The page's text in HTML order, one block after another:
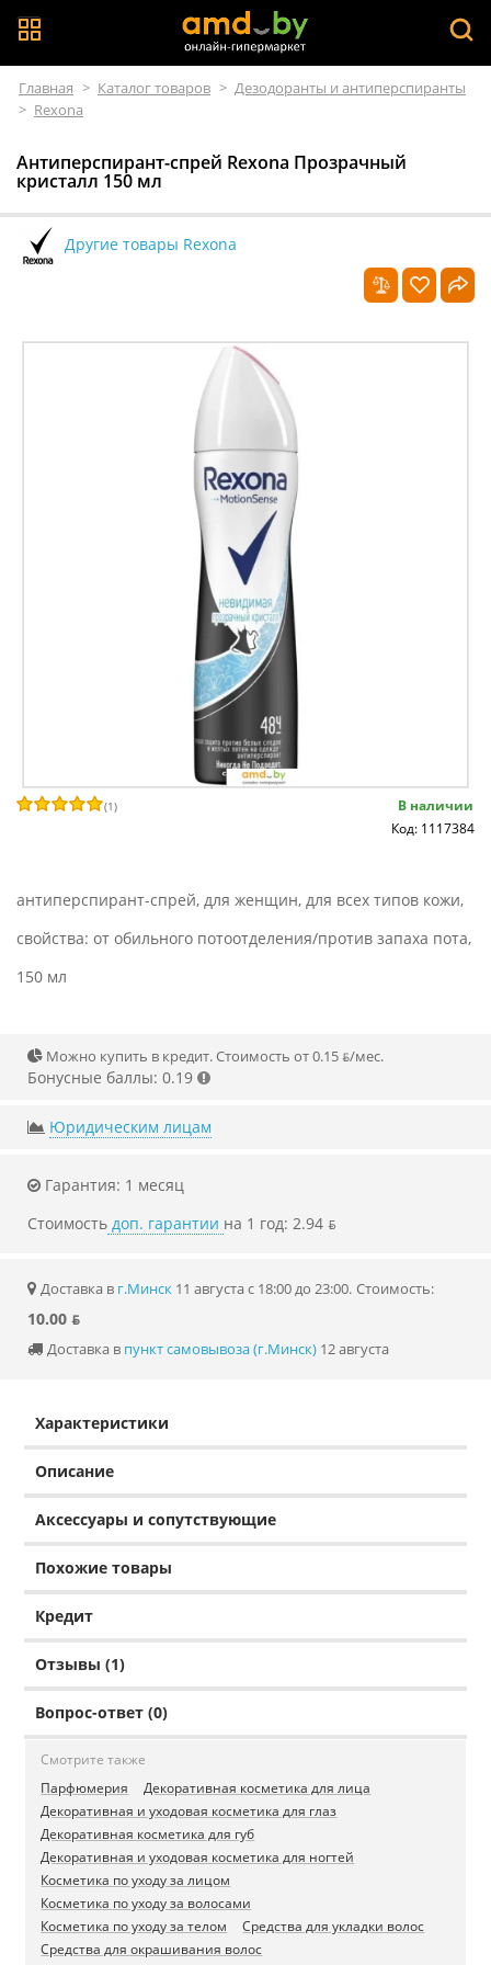
Главная > Каталог товаров > Дезодоранты и антиперспиранты
> Rexona
Антиперспирант-спрей Rexona Прозрачный
кристалл 150 мл
Другие товары Rexona
(1)
В наличии
Код: 1117384
антиперспирант-спрей, для женщин, для всех типов кожи,
свойства: от обильного потоотделения/против запаха пота,
150 мл
Можно купить в кредит. Стоимость от 0.15 ƃ/мec.
Бонусные баллы: 0.19
Юридическим лицам
Гарантия: 1 месяц
Стоимость доп. гарантии на 1 год: 2.94 ƃ
Доставка в г.Минск 11 августа с 18:00 до 23:00. Стоимость:
10.00 ƃ
Доставка в пункт самовывоза (г.Минск) 12 августа
Характеристики
Описание
Аксессуары и сопутствующие
Похожие товары
Кредит
Отзывы (1)
Вопрос-ответ (0)
Смотрите также
Парфюмерия
Декоративная косметика для лица
Декоративная и уходовая косметика для глаз
Декоративная косметика для губ
Декоративная и уходовая косметика для ногтей
Косметика по уходу за лицом
Косметика по уходу за волосами
Косметика по уходу за телом
Средства для укладки волос
Средства для окрашивания волос